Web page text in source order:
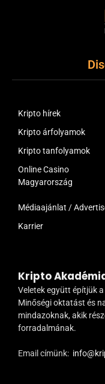
Kripto hírek
Kripto árfolyamok
Kripto tanfolyamok
Online Casino
Magyarország
Médiaajánlat /
Karrier
Kripto
Veletek együtt építjük
Minőségi oktatást és
mindazoknak, akik
forradalmának.
Email címünk: